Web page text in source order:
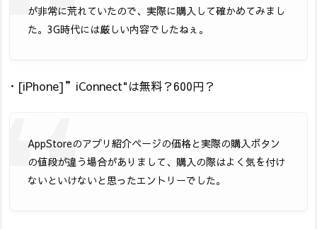
が非常に荒れていたので、実際に購入して確かめてみまし
た。3G時代には厳しい内容でしたねぇ。
・[iPhone]”iConnect"は無料？600円？
AppStoreのアプリ紹介ページの価格と実際の購入ボタン
の値段が違う場合がありまして、購入の際はよく気を付け
ないといけないと思ったエントリーでした。